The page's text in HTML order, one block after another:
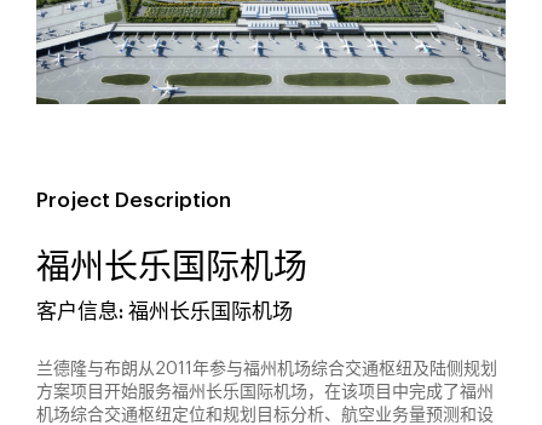
Project Description
福州长乐国际机场
客户信息: 福州长乐国际机场
兰德隆与布朗从2011年参与福州机场综合交通枢纽及陆侧规划
方案项目开始服务福州长乐国际机场，在该项目中完成了福州
机场综合交通枢纽定位和规划目标分析、航空业务量预测和设